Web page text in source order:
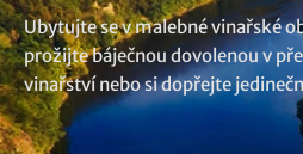
Ubytujte se v malebné vinařské
prožijte báječnou dovolenou v
vinařství nebo si dopřejte
pobytu ve vinném sklípku.
přímo od vinaře nebo degustace